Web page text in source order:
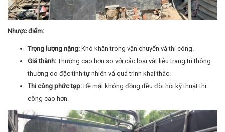
Nhược điểm:
Trọng lượng nặng: Khó khăn trong vận chuyển và thi công.
Giá thành:Thường cao hơn so với các loại vật liệu trang trí thông
thường do đặc tính tự nhiên và quá trình khai thác.
Thi công phức tạp: Bề mặt không đồng đều đòi hỏi kỹ thuật thi
công cao hơn.